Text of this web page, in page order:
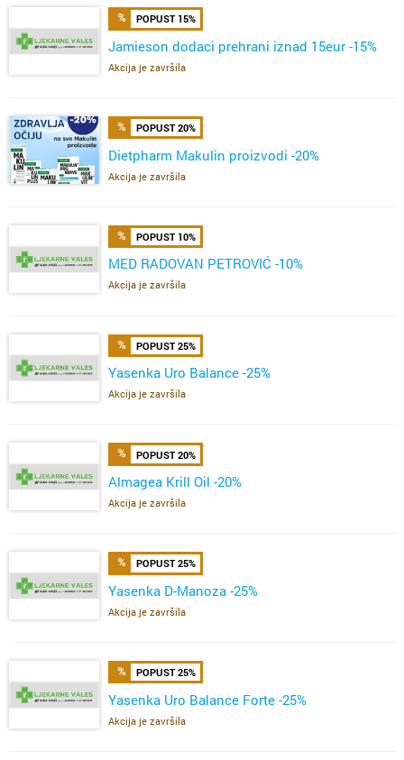
POPUST 15%
Jamieson dodaci prehrani iznad 15eur -15%
Akcija je završila
POPUST 20%
Dietpharm Makulin proizvodi -20%
Akcija je završila
POPUST 10%
MED RADOVAN PETROVIĆ -10%
Akcija je završila
POPUST 25%
Yasenka Uro Balance -25%
Akcija je završila
POPUST 20%
Almagea Krill Oil -20%
Akcija je završila
POPUST 25%
Yasenka D-Manoza -25%
Akcija je završila
POPUST 25%
Yasenka Uro Balance Forte -25%
Akcija je završila